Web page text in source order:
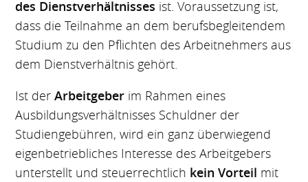
des Dienstverhältnisses ist. Voraussetzung ist,
dass die Teilnahme an dem berufsbegleitendem
Studium zu den Pflichten des Arbeitnehmers aus
dem Dienstverhältnis gehört.
Ist derArbeitgeber im Rahmen eines
Ausbildungsverhältnisses Schuldner der
Studiengebühren, wird ein ganz überwiegend
eigenbetriebliches Interesse des Arbeitgebers
unterstellt und steuerrechtlich kein Vorteil mit